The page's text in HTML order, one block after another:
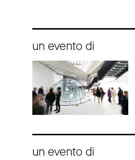
un evento di
un evento di